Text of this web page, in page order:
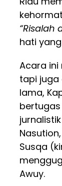
“Risalah
hati
Acara ini
tapi juga
lama,
Susqa
Awuy.